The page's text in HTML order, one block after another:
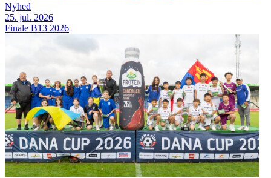
Nyhed
25. jul. 2026
Finale B13 2026